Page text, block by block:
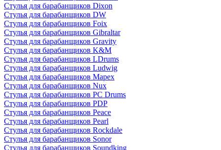
Стулья для барабанщиков Dixon
Стулья для барабанщиков DW
Стулья для барабанщиков Foix
Стулья для барабанщиков Gibraltar
Стулья для барабанщиков Gravity
Стулья для барабанщиков K&M
Стулья для барабанщиков LDrums
Стулья для барабанщиков Ludwig
Стулья для барабанщиков Mapex
Стулья для барабанщиков Nux
Стулья для барабанщиков PC Drums
Стулья для барабанщиков PDP
Стулья для барабанщиков Peace
Стулья для барабанщиков Pearl
Стулья для барабанщиков Rockdale
Стулья для барабанщиков Sonor
Стулья для барабанщиков Soundking